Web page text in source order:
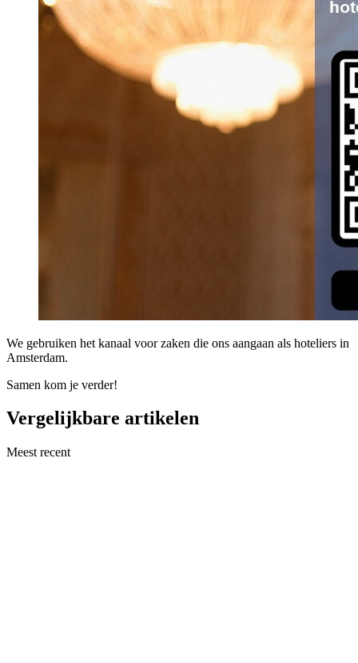
We gebruiken het kanaal voor zaken die ons aangaan als hoteliers in
Amsterdam.
Samen kom je verder!
Vergelijkbare artikelen
Meest recent